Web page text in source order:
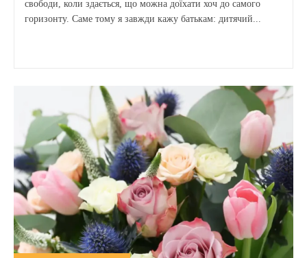
свободи, коли здається, що можна доїхати хоч до самого
горизонту. Саме тому я завжди кажу батькам: дитячий...